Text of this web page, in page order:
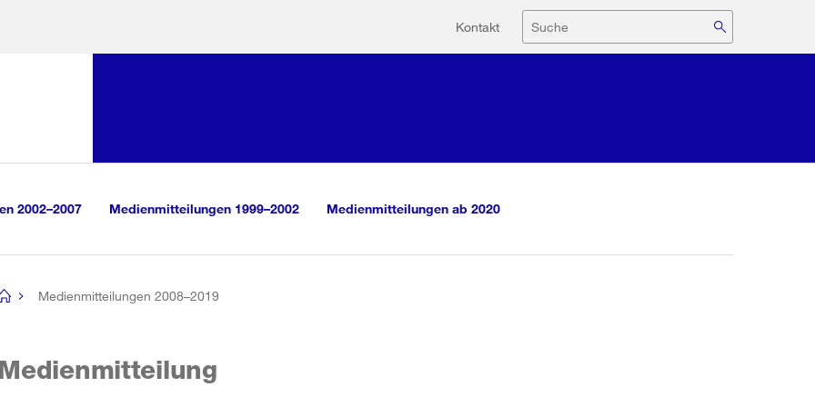
Hilfsnavigation
Kontakt Suche
2002–2007 Medienmitteilungen 1999–2002 Medienmitteilungen ab 2020
Medienmitteilungen 2008–2019